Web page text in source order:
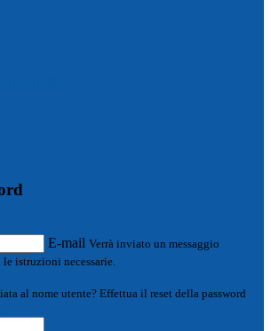
E-mail Verrà inviato un messaggio
istruzioni necessarie.
al nome utente? Effettua il reset della password